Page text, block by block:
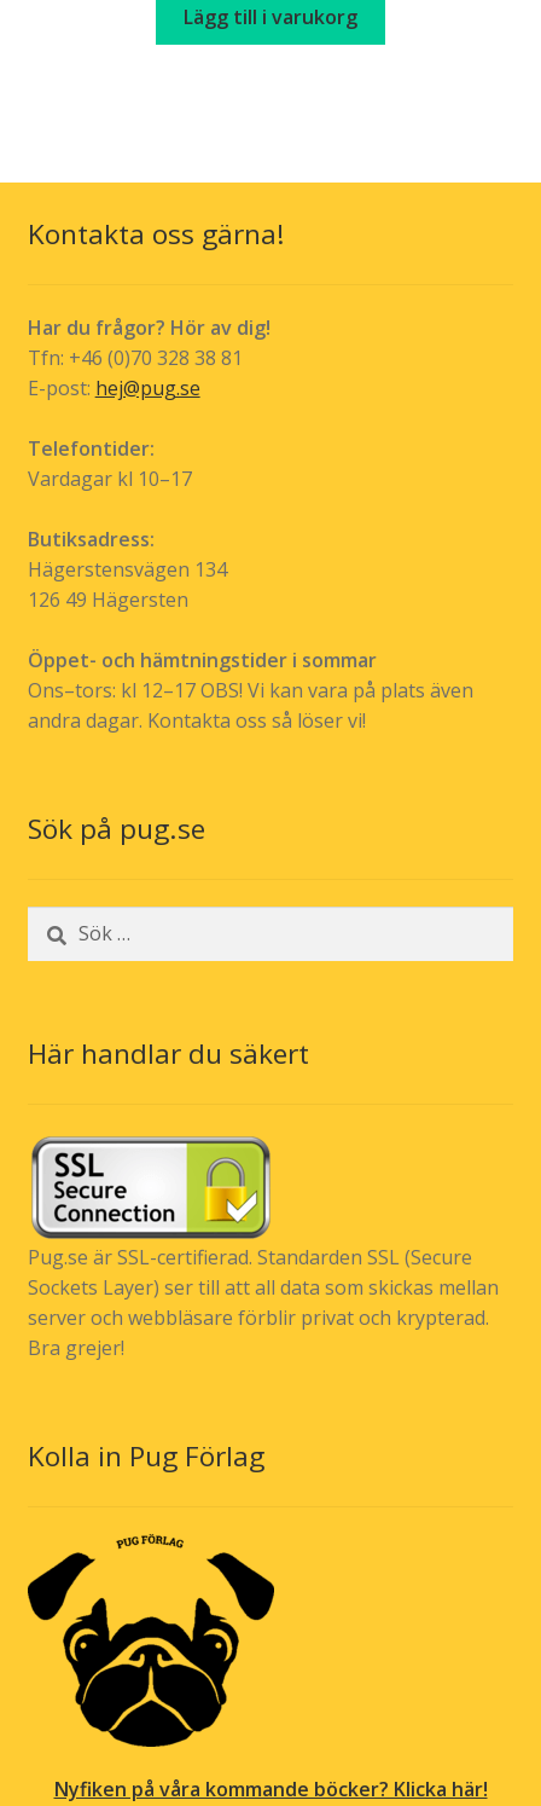
priset
var:
är:
Lägg till i varukorg
Kontakta oss gärna!
Har du frågor? Hör av dig!
Tfn: +46 (0)70 328 38 81
E-post: hej@pug.se
Telefontider:
Vardagar kl 10–17
Butiksadress:
Hägerstensvägen 134
126 49 Hägersten
Öppet- och hämtningstider i sommar
Ons–tors: kl 12–17 OBS! Vi kan vara på plats även
andra dagar. Kontakta oss så löser vi!
Sök på pug.se
Sök
efter:
Här handlar du säkert
Pug.se är SSL-certifierad. Standarden SSL (Secure
Sockets Layer) ser till att all data som skickas mellan
server och webbläsare förblir privat och krypterad.
Bra grejer!
Kolla in Pug Förlag
Nyfiken på våra kommande böcker? Klicka här!